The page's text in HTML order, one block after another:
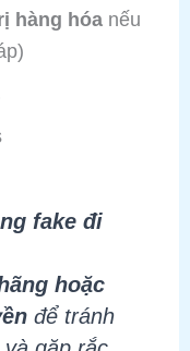
hàng hóanếu
fake đi
hoặc
để tránh